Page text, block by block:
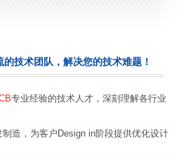
的技术团队，解决您的技术难题！
专业经验的技术人才，深刻理解各行业
制造，为客户Design in阶段提供优化设计